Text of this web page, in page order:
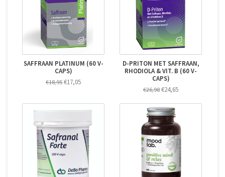
SAFFRAAN PLATINUM (60 V-
CAPS)
€18,95 €17,05
D-PRITON MET SAFFRAAN,
RHODIOLA & VIT. B (60 V-
CAPS)
€26,98 €24,65